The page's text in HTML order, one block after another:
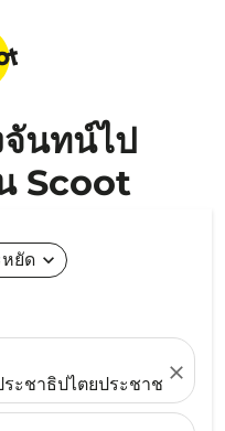
จันทน์ไป
Scoot
หยัด expand_more
ะชาธิปไตยประชาชนลาว
close